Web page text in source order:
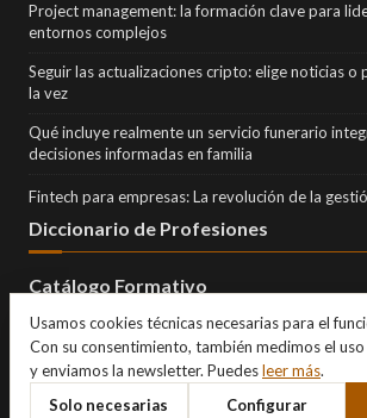
Project management: la formación clave para
entornos complejos
Seguir las actualizaciones cripto: elige noticias o
la vez
Qué incluye realmente un servicio funerario
decisiones informadas en familia
Fintech para empresas: La revolución de la
Diccionario de Profesiones
Catálogo Formativo
Usamos cookies técnicas necesarias para el
Con su consentimiento, también medimos el
y enviamos la newsletter. Puedesleer más.
Solo necesarias
Configurar